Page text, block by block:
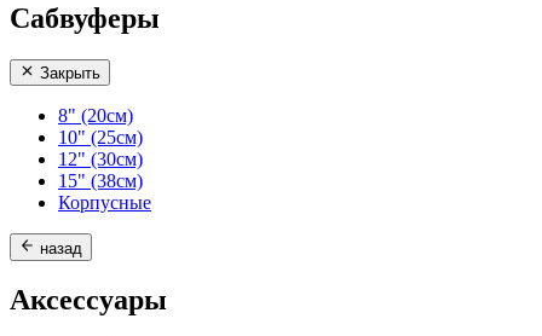
Сабвуферы
Закрыть
8" (20см)
10" (25см)
12" (30см)
15" (38см)
Корпусные
назад
Аксессуары